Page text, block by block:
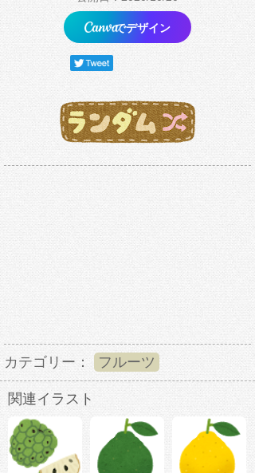
でデザイン
カテゴリー： フルーツ
関連イラスト